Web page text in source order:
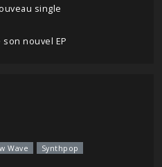
single
nouvel EP
Wave Synthpop